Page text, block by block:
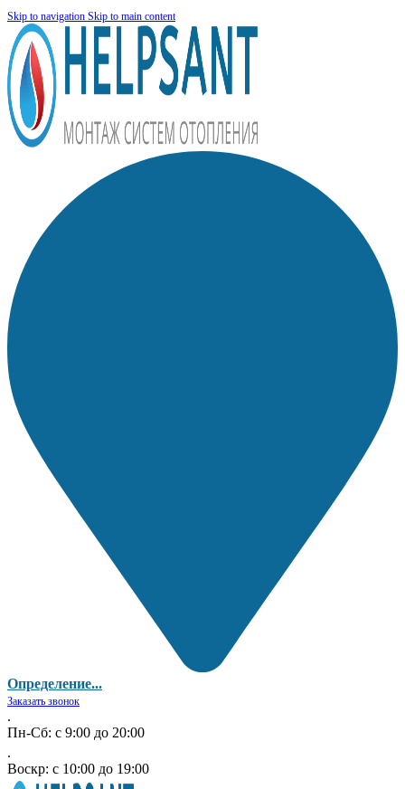
Skip to navigation Skip to main content
Определение...
Заказать звонок
.
Пн-Сб: с 9:00 до 20:00
.
Воскр: с 10:00 до 19:00